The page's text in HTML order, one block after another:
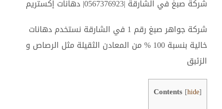
شركة صبغ في الشارقة |0567376923| دهانات إكستريم
شركة جواهر صبغ رقم 1 في الشارقة نستخدم دهانات
خالية بنسبة 100 % من المعادن الثقيلة مثل الرصاص و
الزئبق
Contents [hide]